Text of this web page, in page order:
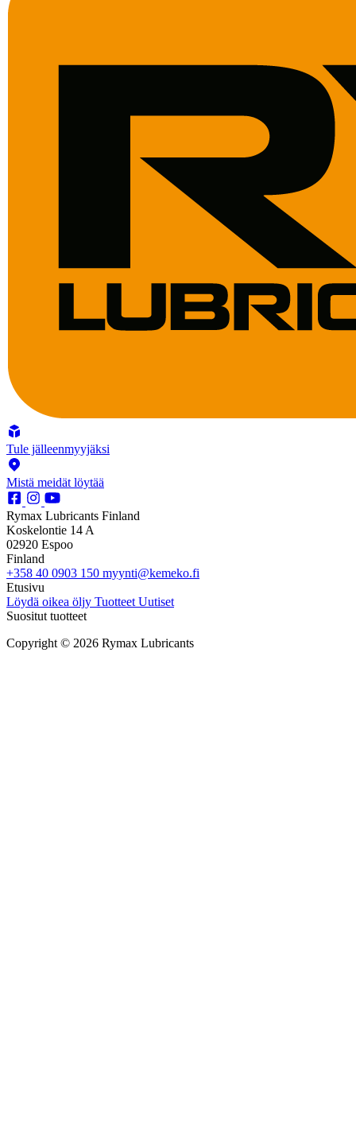
Tule jälleenmyyjäksi
Mistä meidät löytää
Rymax Lubricants Finland
Koskelontie 14 A
02920 Espoo
Finland
+358 40 0903 150 myynti@kemeko.fi
Etusivu
Löydä oikea öljy Tuotteet Uutiset
Suositut tuotteet
Copyright © 2026 Rymax Lubricants